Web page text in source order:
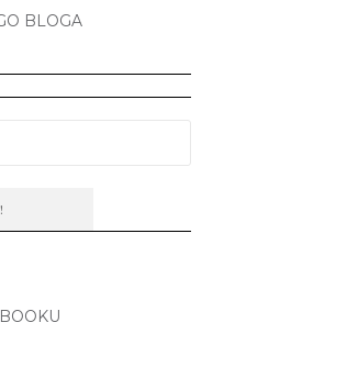
BLOGA